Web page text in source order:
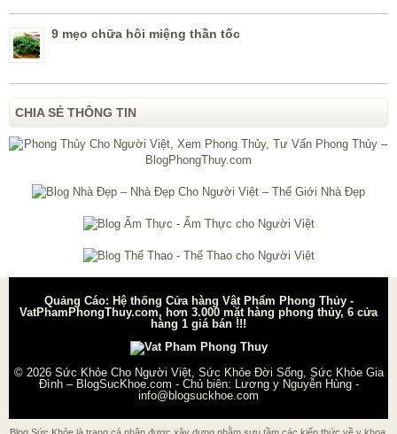
9 mẹo chữa hôi miệng thần tốc
CHIA SẺ THÔNG TIN
Quảng Cáo: Hệ thống Cửa hàng Vật Phẩm Phong Thủy -
VatPhamPhongThuy.com, hơn 3.000 mặt hàng phong thủy, 6 cửa
hàng 1 giá bán !!!
© 2026 Sức Khỏe Cho Người Việt, Sức Khỏe Đời Sống, Sức Khỏe Gia
Đình – BlogSucKhoe.com - Chủ biên: Lương y Nguyễn Hùng-
info@blogsuckhoe.com
Blog Sức Khỏe là trang cá nhân được xây dựng nhằm sưu tầm các kiến thức về y khoa,